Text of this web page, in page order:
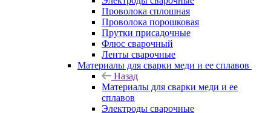
Проволока сплошная
Проволока порошковая
Прутки присадочные
Флюс сварочный
Ленты сварочные
Материалы для сварки меди и ее сплавов
Назад
Материалы для сварки меди и ее
сплавов
Электроды сварочные